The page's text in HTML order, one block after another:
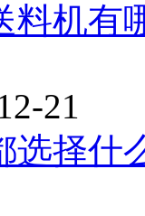
料机有
21
选择什